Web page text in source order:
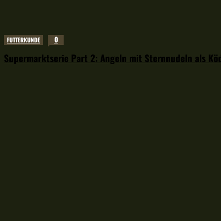
FUTTERKUNDE 0
Supermarktserie Part 2: Angeln mit Sternnudeln als